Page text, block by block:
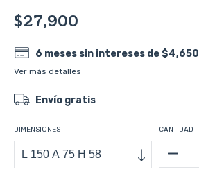
$27,900
6 meses sin intereses de$4,650
Ver más detalles
Envío gratis
DIMENSIONES CANTIDAD